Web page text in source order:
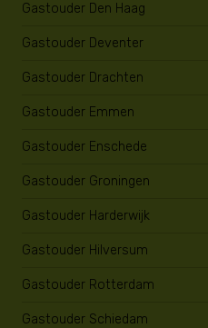
Gastouder Den Haag
Gastouder Deventer
Gastouder Drachten
Gastouder Emmen
Gastouder Enschede
Gastouder Groningen
Gastouder Harderwijk
Gastouder Hilversum
Gastouder Rotterdam
Gastouder Schiedam